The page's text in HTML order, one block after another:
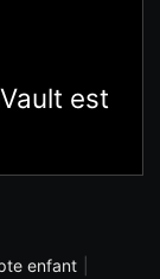
est
enfant